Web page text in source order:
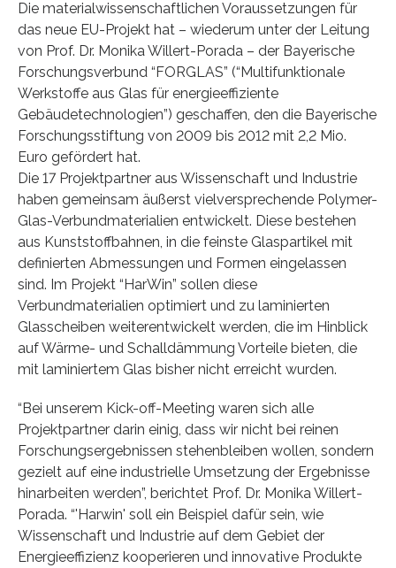
Die materialwissenschaftlichen Voraussetzungen für
das neue EU-Projekt hat – wiederum unter der Leitung
von Prof. Dr. Monika Willert-Porada – der Bayerische
Forschungsverbund “FORGLAS” (“Multifunktionale
Werkstoffe aus Glas für energieeffiziente
Gebäudetechnologien”) geschaffen, den die Bayerische
Forschungsstiftung von 2009 bis 2012 mit 2,2 Mio.
Euro gefördert hat.
Die 17 Projektpartner aus Wissenschaft und Industrie
haben gemeinsam äußerst vielversprechende Polymer-
Glas-Verbundmaterialien entwickelt. Diese bestehen
aus Kunststoffbahnen, in die feinste Glaspartikel mit
definierten Abmessungen und Formen eingelassen
sind. Im Projekt “HarWin” sollen diese
Verbundmaterialien optimiert und zu laminierten
Glasscheiben weiterentwickelt werden, die im Hinblick
auf Wärme- und Schalldämmung Vorteile bieten, die
mit laminiertem Glas bisher nicht erreicht wurden.
“Bei unserem Kick-off-Meeting waren sich alle
Projektpartner darin einig, dass wir nicht bei reinen
Forschungsergebnissen stehenbleiben wollen, sondern
gezielt auf eine industrielle Umsetzung der Ergebnisse
hinarbeiten werden”, berichtet Prof. Dr. Monika Willert-
Porada. “'Harwin' soll ein Beispiel dafür sein, wie
Wissenschaft und Industrie auf dem Gebiet der
Energieeffizienz kooperieren und innovative Produkte